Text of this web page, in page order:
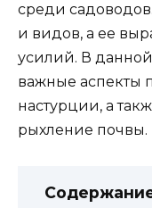
среди
и видов, а ее
усилий. В
важные аспекты
настурции, а
рыхление почвы.